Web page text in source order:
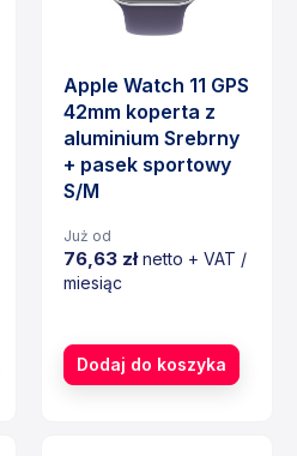
Apple Watch 11 GPS
42mm koperta z
aluminium Srebrny
+ pasek sportowy
S/M
Już od
76,63 złnetto + VAT /
miesiąc
Dodaj do koszyka